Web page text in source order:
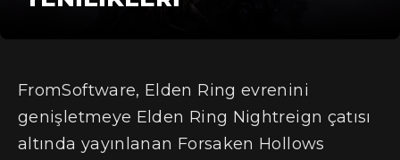
FromSoftware, Elden Ring evrenini
genişletmeye Elden Ring Nightreign çatısı
altında yayınlanan Forsaken Hollows